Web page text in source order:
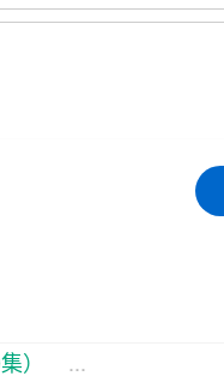
们得好好玩。这不
梁柱。这不，输得那
有个性，非说这三
）
...